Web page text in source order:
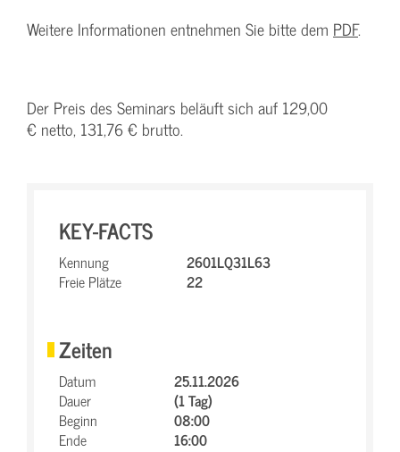
Weitere Informationen entnehmen Sie bitte dem PDF.
Der Preis des Seminars beläuft sich auf 129,00
€ netto, 131,76 € brutto.
KEY-FACTS
Kennung
2601LQ31L63
Freie Plätze
22
Zeiten
Datum
25.11.2026
Dauer
(1 Tag)
Beginn
08:00
Ende
16:00